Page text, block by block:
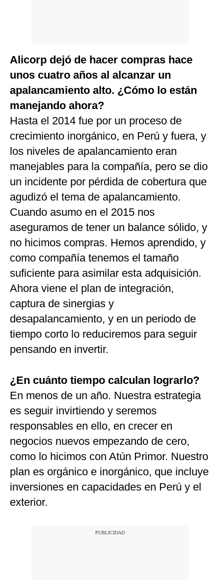
Alicorp dejó de hacer compras hace
unos cuatro años al alcanzar un
apalancamiento alto. ¿Cómo lo están
manejando ahora?
Hasta el 2014 fue por un proceso de
crecimiento inorgánico, en Perú y fuera, y
los niveles de apalancamiento eran
manejables para la compañía, pero se dio
un incidente por pérdida de cobertura que
agudizó el tema de apalancamiento.
Cuando asumo en el 2015 nos
aseguramos de tener un balance sólido, y
no hicimos compras. Hemos aprendido, y
como compañía tenemos el tamaño
suficiente para asimilar esta adquisición.
Ahora viene el plan de integración,
captura de sinergias y
desapalancamiento, y en un periodo de
tiempo corto lo reduciremos para seguir
pensando en invertir.
¿En cuánto tiempo calculan lograrlo?
En menos de un año. Nuestra estrategia
es seguir invirtiendo y seremos
responsables en ello, en crecer en
negocios nuevos empezando de cero,
como lo hicimos con Atún Primor. Nuestro
plan es orgánico e inorgánico, que incluye
inversiones en capacidades en Perú y el
exterior.